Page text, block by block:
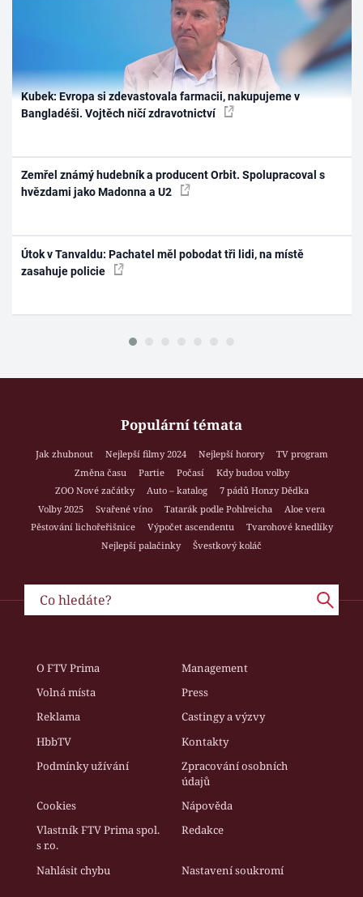
Kubek: Evropa si zdevastovala farmacii, nakupujeme v
Bangladéši. Vojtěch ničí zdravotnictví
Zemřel známý hudebník a producent Orbit. Spolupracoval s
hvězdami jako Madonna a U2
Útok v Tanvaldu: Pachatel měl pobodat tři lidi, na místě
zasahuje policie
Populární témata
Jak zhubnout Nejlepší filmy 2024 Nejlepší horory
TV program
Změna času
Partie Počasí
Kdy budou volby
ZOO Nové začátky
Auto – katalog
7 pádů Honzy Dědka
Volby 2025
Svařené víno Tatarák podle Pohlreicha
Aloe vera
Pěstování lichořeřišnice
Výpočet ascendentu
Tvarohové knedlíky
Nejlepší palačinky
Švestkový koláč
O FTV Prima
Management
Volná místa
Press
Reklama
Castingy a výzvy
HbbTV
Kontakty
Podmínky užívání
Zpracování osobních
údajů
Cookies
Nápověda
Vlastník FTV Prima spol.
s r.o.
Redakce
Nahlásit chybu Nastavení soukromí